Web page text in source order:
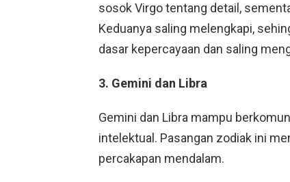
sosok Virgo tentang detail,
Keduanya saling melengkapi,
dasar kepercayaan dan saling
3. Gemini dan Libra
Gemini dan Libra mampu
intelektual. Pasangan zodiak ini
percakapan mendalam.